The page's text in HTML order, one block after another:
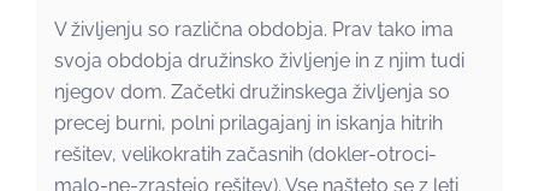
V življenju so različna obdobja. Prav tako ima
svoja obdobja družinsko življenje in z njim tudi
njegov dom. Začetki družinskega življenja so
precej burni, polni prilagajanj in iskanja hitrih
rešitev, velikokratih začasnih (dokler-otroci-
malo-ne-zrastejo rešitev). Vse našteto se z leti